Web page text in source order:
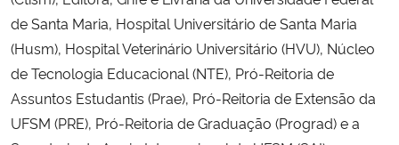
de Santa Maria, Hospital Universitário de Santa Maria
(Husm), Hospital Veterinário Universitário (HVU), Núcleo
de Tecnologia Educacional (NTE), Pró-Reitoria de
Assuntos Estudantis (Prae), Pró-Reitoria de Extensão da
UFSM (PRE), Pró-Reitoria de Graduação (Prograd) e a